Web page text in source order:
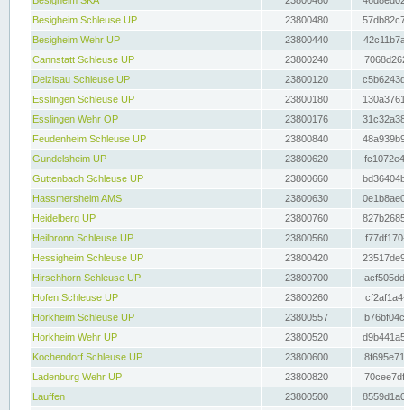
Besigheim Schleuse UP
23800480
Besigheim Wehr UP
23800440
Cannstatt Schleuse UP
23800240
Deizisau Schleuse UP
23800120
Esslingen Schleuse UP
23800180
Esslingen Wehr OP
23800176
Feudenheim Schleuse UP
23800840
Gundelsheim UP
23800620
Guttenbach Schleuse UP
23800660
Hassmersheim AMS
23800630
Heidelberg UP
23800760
Heilbronn Schleuse UP
23800560
Hessigheim Schleuse UP
23800420
Hirschhorn Schleuse UP
23800700
Hofen Schleuse UP
23800260
Horkheim Schleuse UP
23800557
Horkheim Wehr UP
23800520
Kochendorf Schleuse UP
23800600
Ladenburg Wehr UP
23800820
Lauffen
23800500